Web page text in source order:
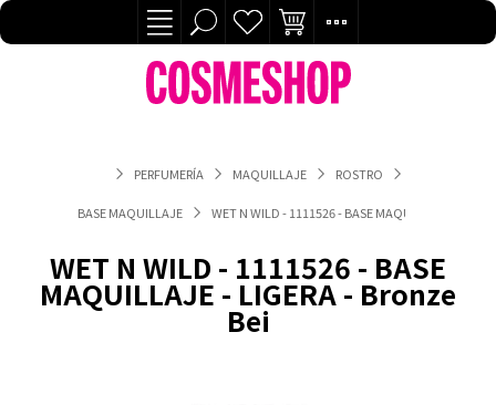
PERFUMERÍA MAQUILLAJE ROSTRO
BASE MAQUILLAJE WET N WILD - 1111526 - BASE MAQUILLAJE -
WET N WILD - 1111526 - BASE
MAQUILLAJE - LIGERA - Bronze
Bei